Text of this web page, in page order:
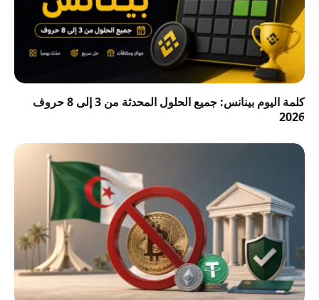
كلمة اليوم بينانس: جميع الحلول المحدثة من 3 إلى 8 حروف
2026